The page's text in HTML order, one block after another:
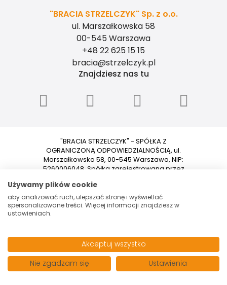
"BRACIA STRZELCZYK" Sp. z o.o.
ul. Marszałkowska 58
00-545 Warszawa
+48 22 625 15 15
bracia@strzelczyk.pl
Znajdziesz nas tu
"BRACIA STRZELCZYK" - SPÓŁKA Z
OGRANICZONĄ ODPOWIEDZIALNOŚCIĄ, ul.
Marszałkowska 58, 00-545 Warszawa, NIP:
5260006048, Spółka zarejestrowana przez
Warszawie XII Wydział Gospodarczy
Krajowego Rejestru Sądowego pod
numerem 0000153699. Kapitał zakładowy:
nieruchomości - asaricrm.com
Zadzwoń Wiadomość
Używamy plików cookie
aby analizować ruch, ulepszać stronę i wyświetlać
spersonalizowane treści. Więcej informacji znajdziesz w
ustawieniach.
Akceptuj wszystko
Nie zgadzam się
Ustawienia